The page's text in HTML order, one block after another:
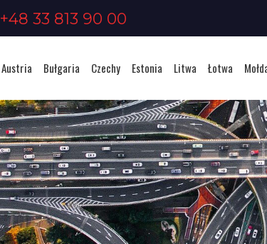
+48 33 813 90 00
Austria Bułgaria Czechy Estonia Litwa Łotwa